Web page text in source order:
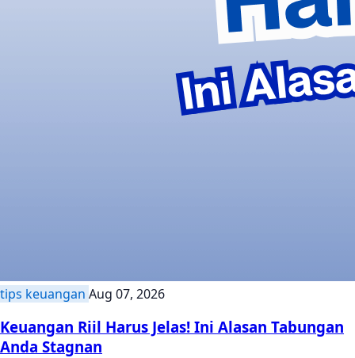
tips keuangan Aug 07, 2026
Keuangan Riil Harus Jelas! Ini Alasan Tabungan
Anda Stagnan